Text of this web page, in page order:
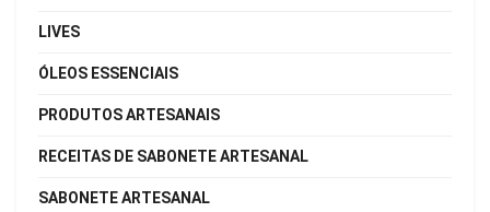
LIVES
ÓLEOS ESSENCIAIS
PRODUTOS ARTESANAIS
RECEITAS DE SABONETE ARTESANAL
SABONETE ARTESANAL